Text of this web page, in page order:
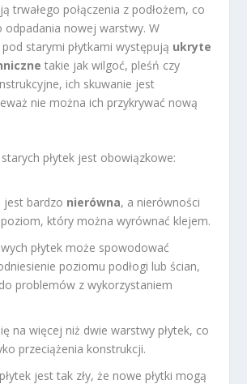
trwałego połączenia z podłożem, co
odpadania nowej warstwy. W
starymi płytkami występują ukryte
takie jak wilgoć, pleśń czy
ich skuwanie jest
nie można ich przykrywać nową
płytek jest obowiązkowe:
jest bardzo nierówna, a nierówności
który można wyrównać klejem.
płytek może spowodować
poziomu podłogi lub ścian,
problemów z wykorzystaniem
na więcej niż dwie warstwy płytek, co
przeciążenia konstrukcji.
jest tak zły, że nowe płytki mogą